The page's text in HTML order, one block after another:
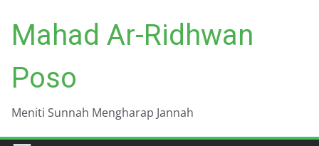
content
Mahad Ar-Ridhwan
Poso
Meniti Sunnah Mengharap Jannah